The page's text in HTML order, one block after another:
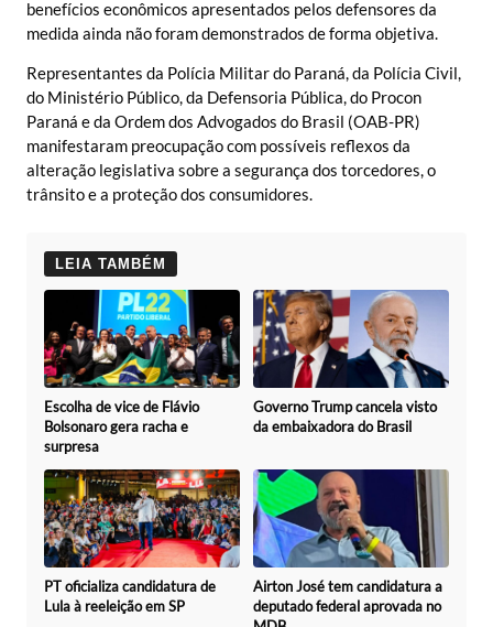
benefícios econômicos apresentados pelos defensores da
medida ainda não foram demonstrados de forma objetiva.
Representantes da Polícia Militar do Paraná, da Polícia Civil,
do Ministério Público, da Defensoria Pública, do Procon
Paraná e da Ordem dos Advogados do Brasil (OAB-PR)
manifestaram preocupação com possíveis reflexos da
alteração legislativa sobre a segurança dos torcedores, o
trânsito e a proteção dos consumidores.
LEIA TAMBÉM
Escolha de vice de Flávio
Bolsonaro gera racha e
surpresa
Governo Trump cancela visto
da embaixadora do Brasil
PT oficializa candidatura de
Lula à reeleição em SP
Airton José tem candidatura a
deputado federal aprovada no